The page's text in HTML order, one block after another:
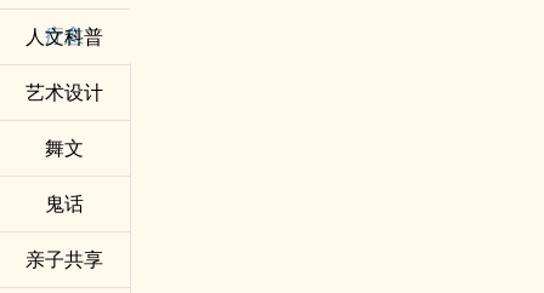
疗愈
人文科普
艺术设计
舞文
鬼话
亲子共享